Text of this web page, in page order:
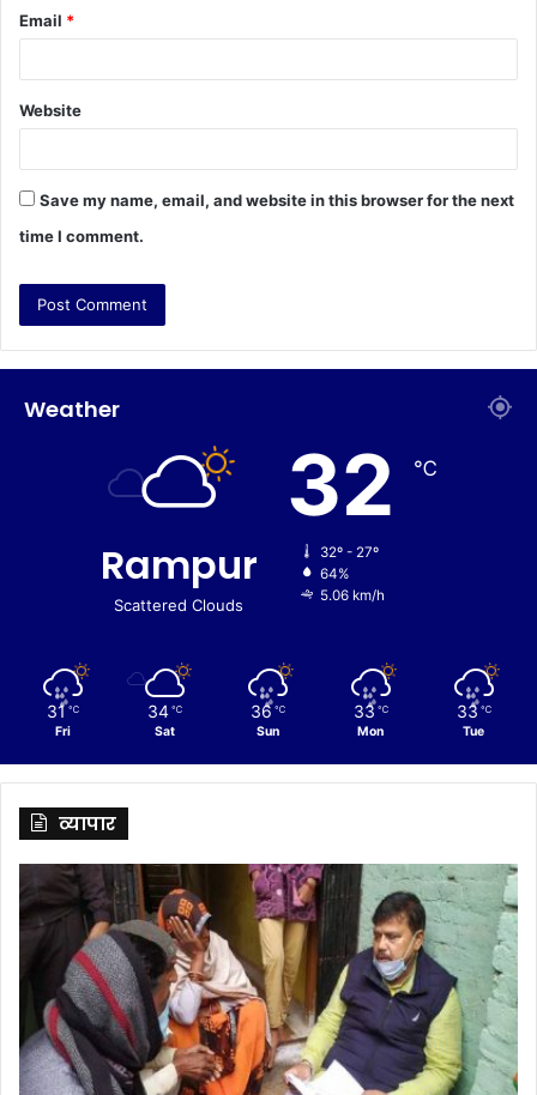
Email *
Website
Save my name, email, and website in this browser for the next
time I comment.
Weather
Rampur
Scattered Clouds
32 ℃
32º - 27º
64%
5.06 km/h
31 ℃
Fri
34 ℃
Sat
36 ℃
Sun
33 ℃
Mon
33 ℃
Tue
व्यापार